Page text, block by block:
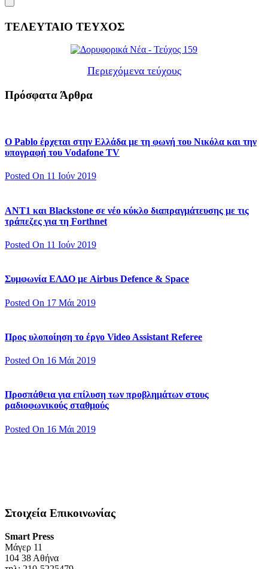
ΤΕΛΕΥΤΑΙΟ ΤΕΥΧΟΣ
Περιεχόμενα τεύχους
Πρόσφατα Άρθρα
Ο Pablo έρχεται στην Ελλάδα με τη φωνή του Νικόλα και την
υπογραφή του Vodafone TV
Posted On 11 Ιούν 2019
ΑΝΤ1 και Blackstone σε νέο κύκλο διαπραγμάτευσης με τις
τράπεζες για τη Forthnet
Posted On 11 Ιούν 2019
Συμφωνία ΕΛΔΟ με Airbus Defence & Space
Posted On 17 Μάι 2019
Προς υλοποίηση το έργο Video Assistant Referee
Posted On 16 Μάι 2019
Προσπάθεια για επίλυση των προβλημάτων στους
ραδιοφωνικούς σταθμούς
Posted On 16 Μάι 2019
Στοιχεία Επικοινωνίας
Smart Press
Mάγερ 11
104 38 Αθήνα